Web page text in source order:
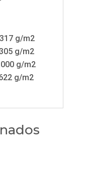
g/m2
g/m2
g/m2
g/m2